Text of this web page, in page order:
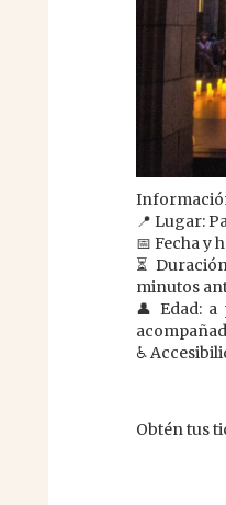
📍 Lugar:
📅 Fecha y
⏳
minutos
👤 Edad:
♿
Obtén tus